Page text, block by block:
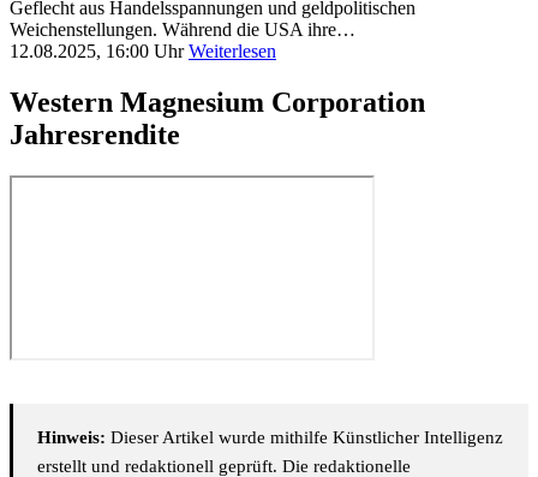
Geflecht aus Handelsspannungen und geldpolitischen
Weichenstellungen. Während die USA ihre…
12.08.2025, 16:00 Uhr Weiterlesen
Western Magnesium Corporation
Jahresrendite
Hinweis: Dieser Artikel wurde mithilfe Künstlicher Intelligenz
erstellt und redaktionell geprüft. Die redaktionelle